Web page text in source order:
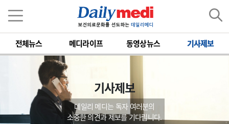
전체뉴스 메디라이프 동영상뉴스 기사제보
기사제보
데일리 메디는 독자 여러분의
소중한 의견과 제보를 기다립니다.